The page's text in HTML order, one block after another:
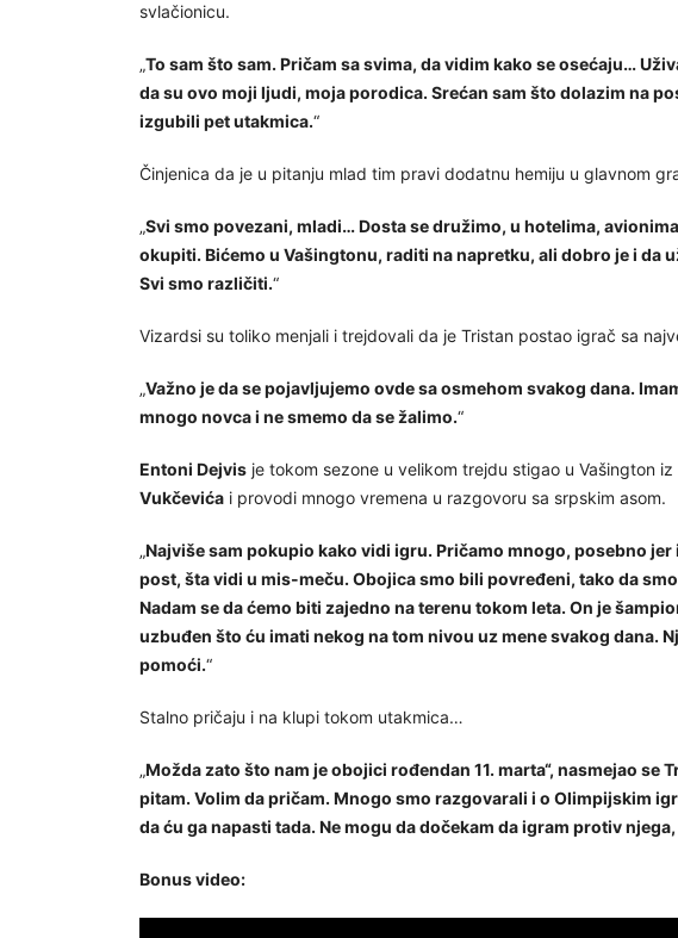
svlačionicu.
„To sam što sam. Pričam sa svima, da vidim kako se osećaju…
da su ovo moji ljudi, moja porodica. Srećan sam što dolazim na
izgubili pet utakmica.“
Činjenica da je u pitanju mlad tim pravi dodatnu hemiju u glavnom
„Svi smo povezani, mladi… Dosta se družimo, u hotelima,
okupiti. Bićemo u Vašingtonu, raditi na napretku, ali dobro je i da
Svi smo različiti.“
Vizardsi su toliko menjali i trejdovali da je Tristan postao igrač sa
„Važno je da se pojavljujemo ovde sa osmehom svakog dana.
mnogo novca i ne smemo da se žalimo.“
Entoni Dejvis je tokom sezone u velikom trejdu stigao u Vašington
Vukčevića i provodi mnogo vremena u razgovoru sa srpskim asom.
„Najviše sam pokupio kako vidi igru. Pričamo mnogo, posebno
post, šta vidi u mis-meču. Obojica smo bili povređeni, tako da
Nadam se da ćemo biti zajedno na terenu tokom leta. On je
uzbuđen što ću imati nekog na tom nivou uz mene svakog dana.
pomoći.“
Stalno pričaju i na klupi tokom utakmica…
„Možda zato što nam je obojici rođendan 11. marta“, nasmejao se
pitam. Volim da pričam. Mnogo smo razgovarali i o Olimpijskim
da ću ga napasti tada. Ne mogu da dočekam da igram protiv
Bonus video: